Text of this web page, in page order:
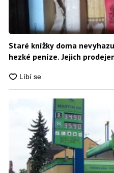
Staré knížky doma
hezké peníze. Jejich